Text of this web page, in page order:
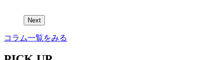
Next
コラム一覧をみる